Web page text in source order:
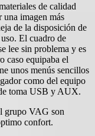
de calidad
una imagen más
de la disposición de
El cuadro de
lee sin problema y es
caso equipaba el
unos menús sencillos
como del equipo
toma USB y AUX.
grupo VAG son
confort.